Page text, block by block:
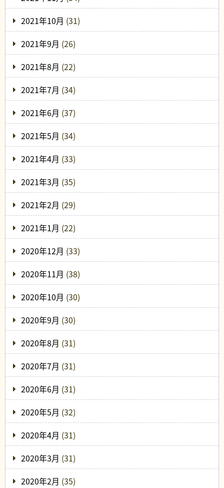
2021年10月 (31)
2021年9月 (26)
2021年8月 (22)
2021年7月 (34)
2021年6月 (37)
2021年5月 (34)
2021年4月 (33)
2021年3月 (35)
2021年2月 (29)
2021年1月 (22)
2020年12月 (33)
2020年11月 (38)
2020年10月 (30)
2020年9月 (30)
2020年8月 (31)
2020年7月 (31)
2020年6月 (31)
2020年5月 (32)
2020年4月 (31)
2020年3月 (31)
2020年2月 (35)